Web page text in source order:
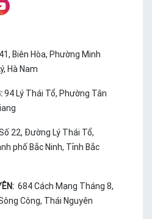
Biên Hòa, Phường Minh
Hà Nam
94 Lý Thái Tổ, Phường Tân
22, Đường Lý Thái Tổ,
phố Bắc Ninh, Tỉnh Bắc
684 Cách Mạng Tháng 8,
Công, Thái Nguyên